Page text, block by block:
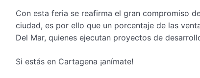
Con esta feria se reafirma el gran compromiso
ciudad, es por ello que un porcentaje de las
Del Mar, quienes ejecutan proyectos de
Si estás en Cartagena ¡anímate!